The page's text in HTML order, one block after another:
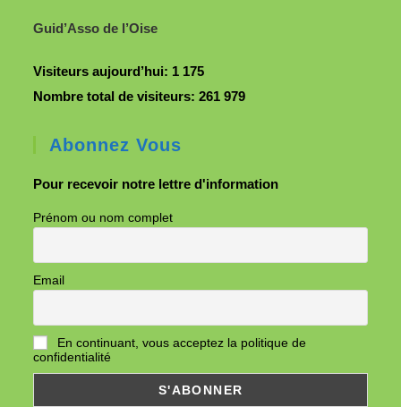
Guid’Asso de l’Oise
Visiteurs aujourd’hui: 1 175
Nombre total de visiteurs:261 979
Abonnez Vous
Pour recevoir notre lettre d'information
Prénom ou nom complet
Email
En continuant, vous acceptez la politique de
confidentialité